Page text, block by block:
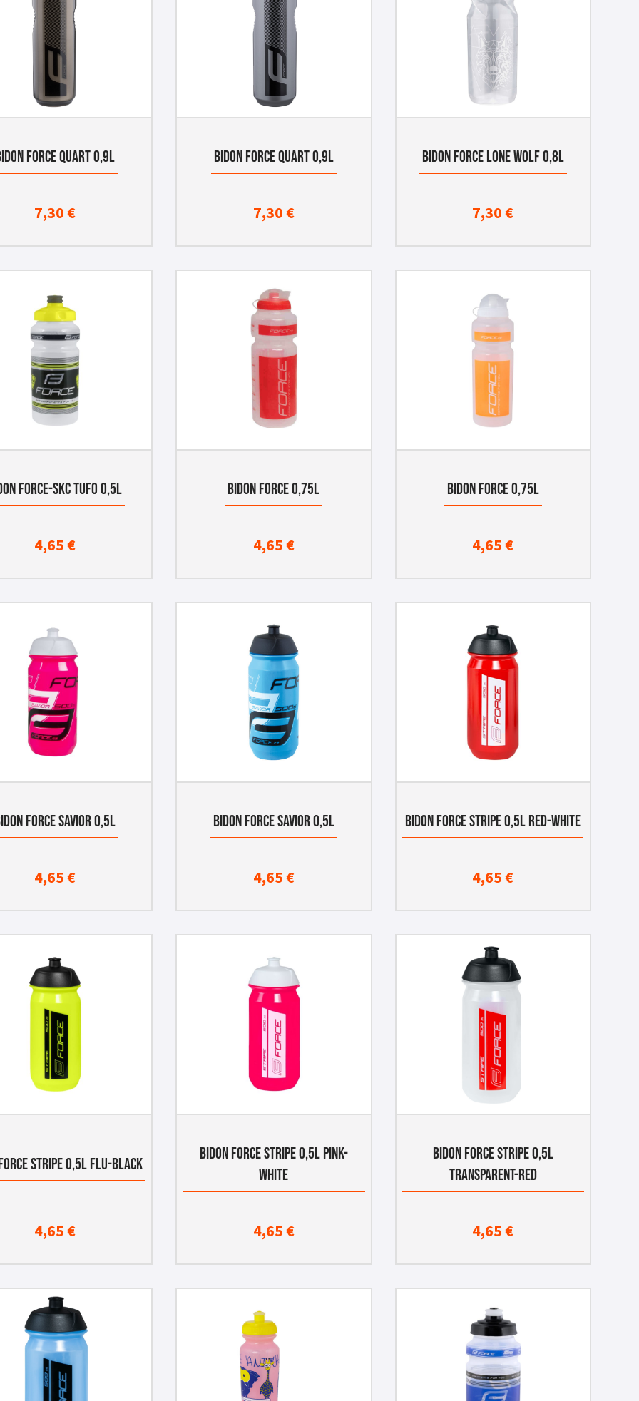
FORCE QUART 0,9L
7,30€
BIDON FORCE QUART 0,9L
7,30€
BIDON FORCE LONE WOLF 0,8L
7,30€
FORCE-SKC TUFO 0,5L
4,65€
BIDON FORCE 0,75L
4,65€
BIDON FORCE 0,75L
4,65€
FORCE SAVIOR 0,5L
4,65€
BIDON FORCE SAVIOR 0,5L
4,65€
BIDON FORCE STRIPE 0,5L RED-WHITE
4,65€
STRIPE 0,5L FLU-BLACK
4,65€
BIDON FORCE STRIPE 0,5L PINK-
WHITE
4,65€
BIDON FORCE STRIPE 0,5L
TRANSPARENT-RED
4,65€